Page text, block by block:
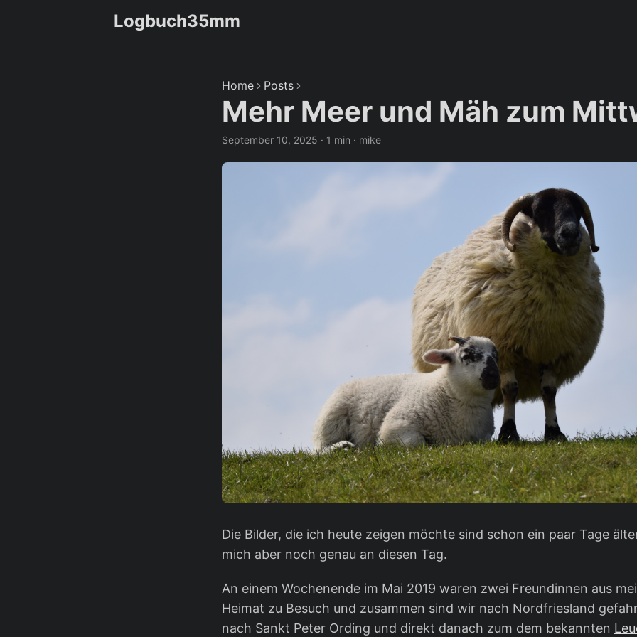
Logbuch35mm
Home Posts
Mehr Meer und Mäh zum
September 10, 2025 · 1 min · mike
Die Bilder, die ich heute zeigen möchte sind schon ein paar Tage
mich aber noch genau an diesen Tag.
An einem Wochenende im Mai 2019 waren zwei Freundinnen aus
Heimat zu Besuch und zusammen sind wir nach Nordfriesland
nach Sankt Peter Ording und direkt danach zum dem bekannten